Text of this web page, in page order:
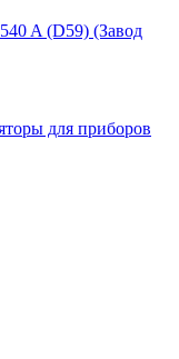
A (D59) (Завод
для приборов